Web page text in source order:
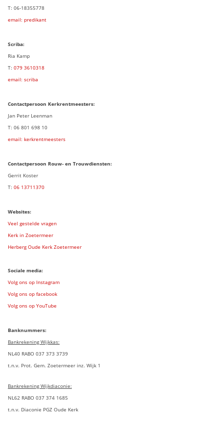
T: 06-18355778
email: predikant
Scriba:
Ria Kamp
T: 079 3610318
email: scriba
Contactpersoon Kerkrentmeesters:
Jan Peter Leenman
T: 06 801 698 10
email: kerkrentmeesters
Contactpersoon Rouw- en Trouwdiensten:
Gerrit Koster
T: 06 13711370
Websites:
Veel gestelde vragen
Kerk in Zoetermeer
Herberg Oude Kerk Zoetermeer
Sociale media:
Volg ons op Instagram
Volg ons op facebook
Volg ons op YouTube
Banknummers:
Bankrekening Wijkkas:
NL40 RABO 037 373 3739
t.n.v. Prot. Gem. Zoetermeer inz. Wijk 1
Bankrekening Wijkdiaconie:
NL62 RABO 037 374 1685
t.n.v. Diaconie PGZ Oude Kerk